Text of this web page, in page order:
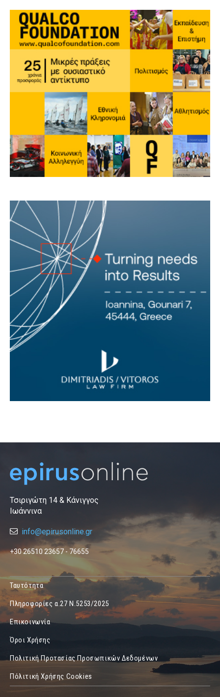
Τσιριγώτη 14 & Κάνιγγος
Ιωάννινα
info@epirusonline.gr
+30 26510 23657 - 76655
Ταυτότητα
Πληροφορίες α.27 Ν.5253/2025
Επικοινωνία
Όροι Χρήσης
Πολιτική Προτασίας Προσωπικών Δεδομένων
Πόλιτική Χρήσης Cookies